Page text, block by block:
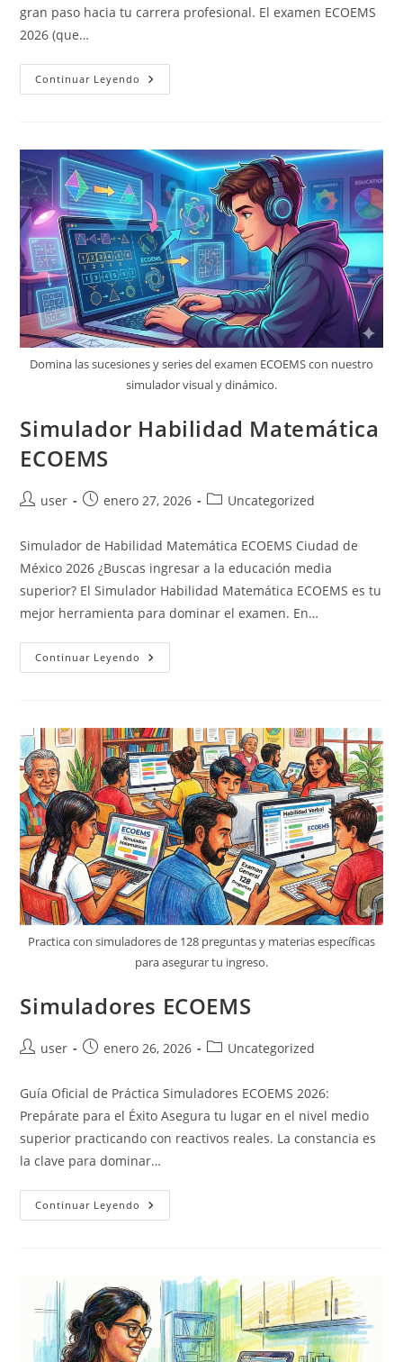
gran paso hacia tu carrera profesional. El examen ECOEMS
2026 (que…
Continuar Leyendo Simulador
Ecoems
Domina las sucesiones y series del examen ECOEMS con nuestro
simulador visual y dinámico.
Simulador Habilidad Matemática
ECOEMS
Autor
la
entrada:
user
Publicación
la
entrada:
enero 27, 2026
Categoría
la
entrada:
Uncategorized
Simulador de Habilidad Matemática ECOEMS Ciudad de
México 2026 ¿Buscas ingresar a la educación media
superior? El Simulador Habilidad Matemática ECOEMS es tu
mejor herramienta para dominar el examen. En…
Continuar Leyendo Simulador
Habilidad
Practica con simuladores de 128 preguntas y materias específicas
para asegurar tu ingreso.
Simuladores ECOEMS
Autor
la
entrada:
user
Publicación
la
entrada:
enero 26, 2026
Categoría
la
entrada:
Uncategorized
Guía Oficial de Práctica Simuladores ECOEMS 2026:
Prepárate para el Éxito Asegura tu lugar en el nivel medio
superior practicando con reactivos reales. La constancia es
la clave para dominar…
Continuar Leyendo Simuladores
ECOEMS